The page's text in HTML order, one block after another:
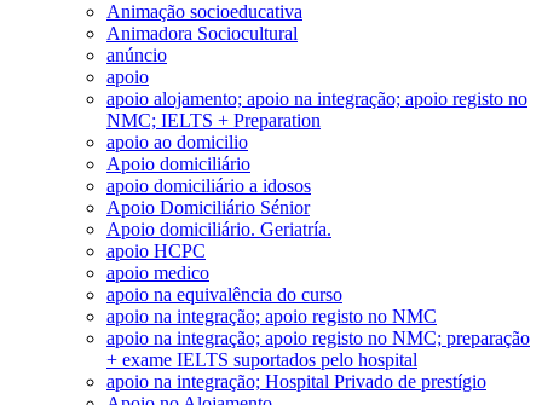
Animação socioeducativa
Animadora Sociocultural
anúncio
apoio
apoio alojamento; apoio na integração; apoio registo no
NMC; IELTS + Preparation
apoio ao domicilio
Apoio domiciliário
apoio domiciliário a idosos
Apoio Domiciliário Sénior
Apoio domiciliário. Geriatría.
apoio HCPC
apoio medico
apoio na equivalência do curso
apoio na integração; apoio registo no NMC
apoio na integração; apoio registo no NMC; preparação
+ exame IELTS suportados pelo hospital
apoio na integração; Hospital Privado de prestígio